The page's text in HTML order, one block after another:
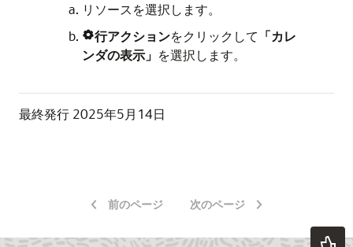
リソースを選択します。
行アクションをクリックして 「カレ
ンダの表示」 を選択します。
最終発行 2025年5月14日
前のページ 次のページ